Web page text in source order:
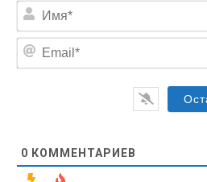
0 КОММЕНТАРИЕВ